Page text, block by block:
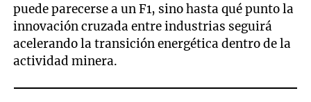
puede parecerse a un F1, sino hasta qué punto la
innovación cruzada entre industrias seguirá
acelerando la transición energética dentro de la
actividad minera.